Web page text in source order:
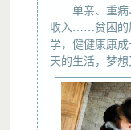
单亲、重
收入……贫困的
学，健健康康
天的生活，梦